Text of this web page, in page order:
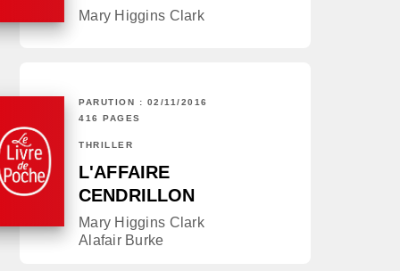
Mary Higgins Clark
PARUTION : 02/11/2016
416 PAGES
THRILLER
L'AFFAIRE
CENDRILLON
Mary Higgins Clark
Alafair Burke